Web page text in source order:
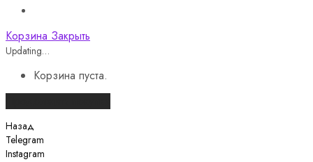
Корзина Закрыть
Updating…
Корзина пуста.
Назад
Telegram
Instagram